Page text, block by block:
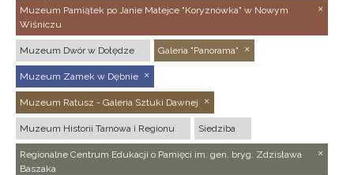
Muzeum Pamiątek po Janie Matejce "Koryznówka" w Nowym
Wiśniczu
Muzeum Dwór w Dołędze Galeria "Panorama"
Muzeum Zamek w Dębnie
Muzeum Ratusz - Galeria Sztuki Dawnej
Muzeum Historii Tarnowa i Regionu Siedziba
Regionalne Centrum Edukacji o Pamięci im. gen. bryg. Zdzisława
Baszaka